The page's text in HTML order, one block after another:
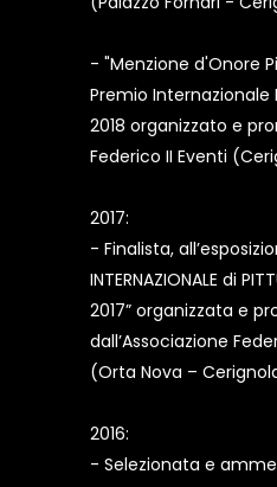
- "Menzione d'Onore
Premio Internazionale
2018 organizzato e
Federico II Eventi
2017:
- Finalista,
INTERNAZIONALE di
2017” organizzata e
dall’Associazione
(Orta Nova –
2016:
- Selezionata e